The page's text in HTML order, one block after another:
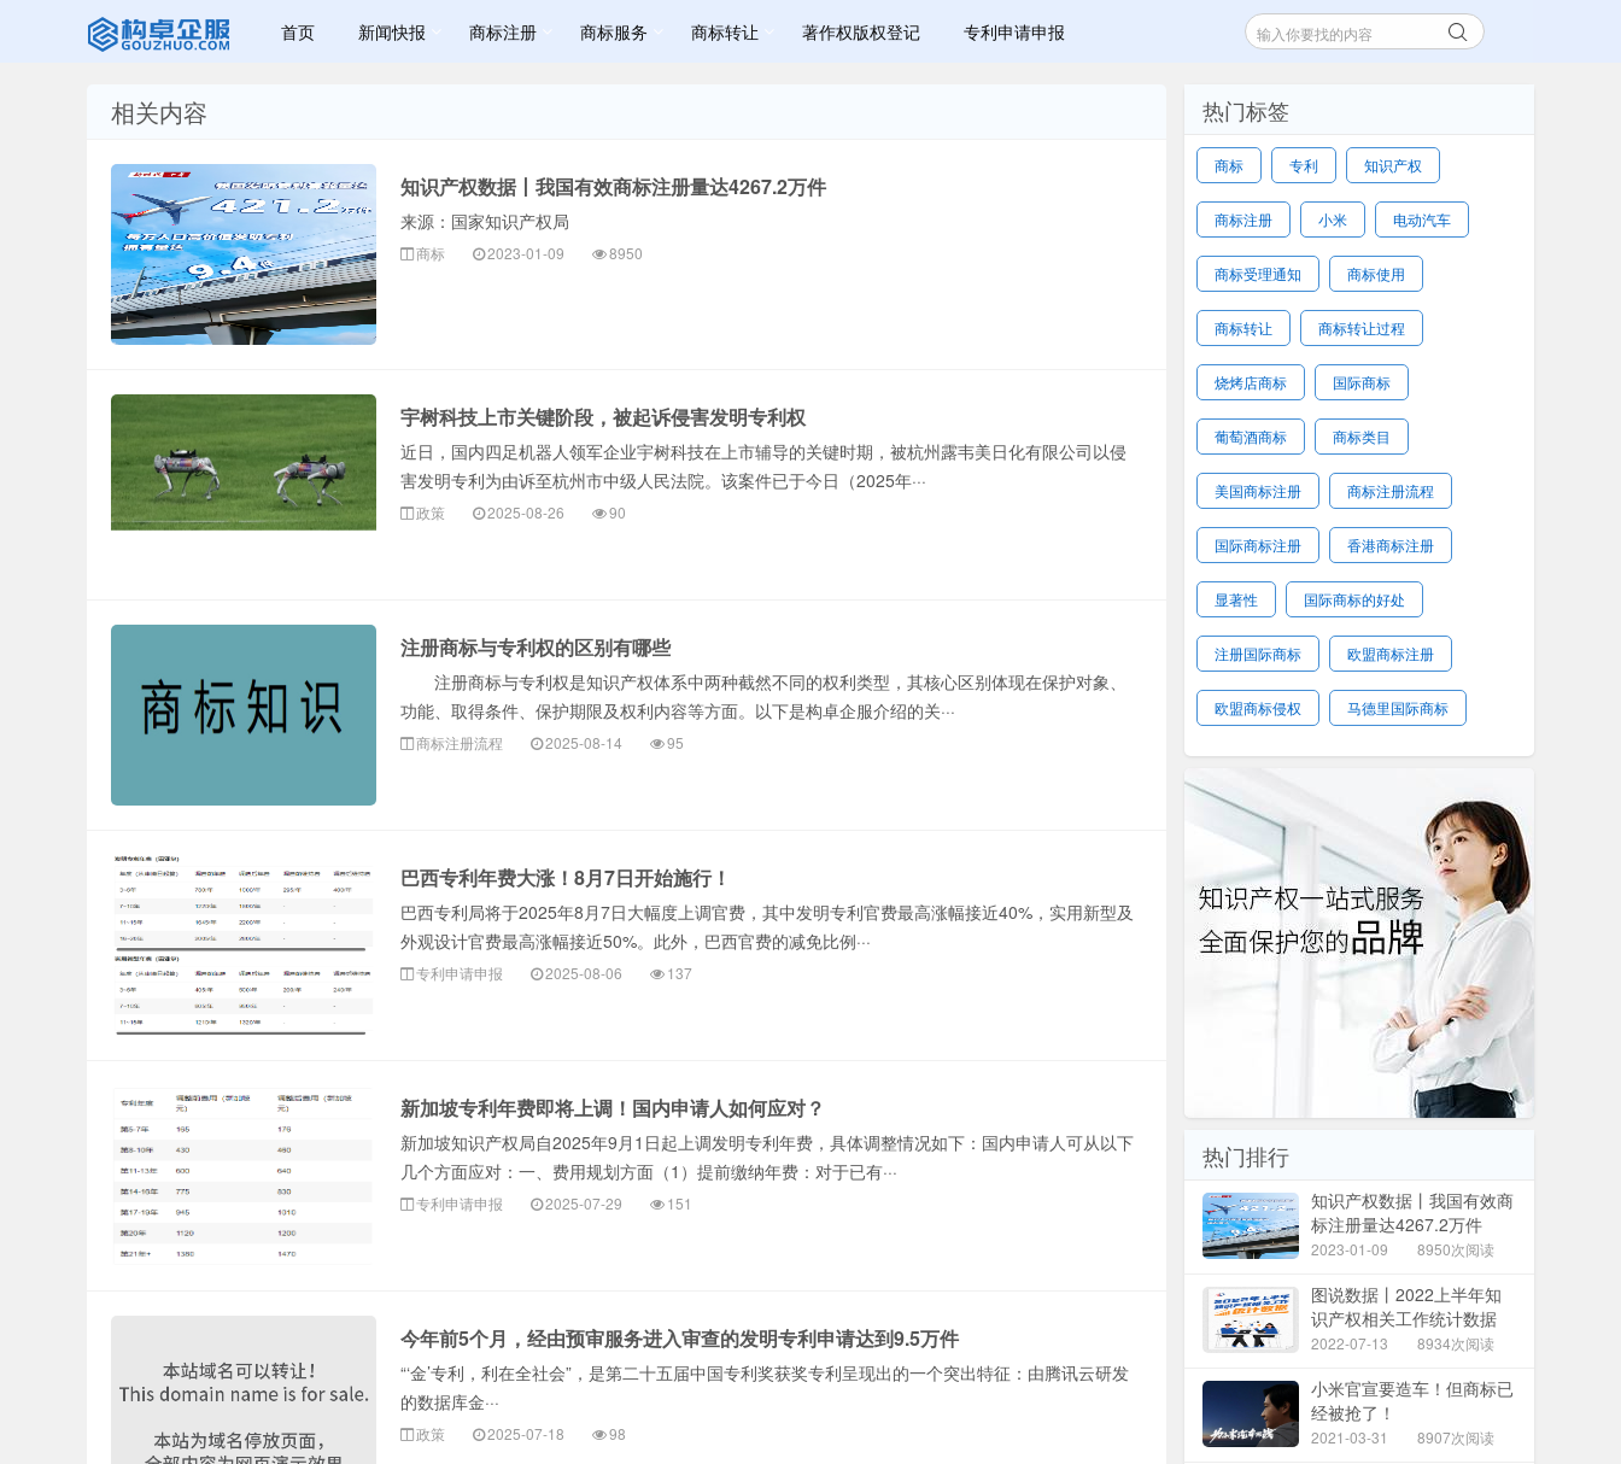
赣州宝峰商标
注册商标怎么
申请？在赣州
办理商标的费
用和流程？
首页 新闻快报 商标注册 商标服务 商标转让 著作权版权登记 专利申请申报
相关内容
知识产权数据丨我国有效商标注册量达4267.2万件
来源：国家知识产权局
商标 2023-01-09 8950
宇树科技上市关键阶段，被起诉侵害发明专利权
近日，国内四足机器人领军企业宇树科技在上市辅导的关键时期，被杭州露韦美日化有限公司以侵
害发明专利为由诉至杭州市中级人民法院。该案件已于今日（2025年···
政策 2025-08-26 90
注册商标与专利权的区别有哪些
注册商标与专利权是知识产权体系中两种截然不同的权利类型，其核心区别体现在保护对象、
功能、取得条件、保护期限及权利内容等方面。以下是构卓企服介绍的关···
商标注册流程 2025-08-14 95
巴西专利年费大涨！8月7日开始施行！
巴西专利局将于2025年8月7日大幅度上调官费，其中发明专利官费最高涨幅接近40%，实用新型及
外观设计官费最高涨幅接近50%。此外，巴西官费的减免比例···
专利申请申报 2025-08-06 137
新加坡专利年费即将上调！国内申请人如何应对？
新加坡知识产权局自2025年9月1日起上调发明专利年费，具体调整情况如下：国内申请人可从以下
几个方面应对：一、费用规划方面（1）提前缴纳年费：对于已有···
专利申请申报 2025-07-29 151
今年前5个月，经由预审服务进入审查的发明专利申请达到9.5万件
“‘金’专利，利在全社会”，是第二十五届中国专利奖获奖专利呈现出的一个突出特征：由腾讯云研发
的数据库金···
政策 2025-07-18 98
热门标签
商标 专利 知识产权
商标注册 小米 电动汽车
商标受理通知 商标使用
商标转让 商标转让过程
烧烤店商标 国际商标
葡萄酒商标 商标类目
美国商标注册 商标注册流程
国际商标注册 香港商标注册
显著性 国际商标的好处
注册国际商标 欧盟商标注册
欧盟商标侵权 马德里国际商标
热门排行
知识产权数据丨我国有效商
标注册量达4267.2万件
2023-01-09 8950次阅读
图说数据丨2022上半年知
识产权相关工作统计数据
2022-07-13 8934次阅读
小米官宣要造车！但商标已
经被抢了！
2021-03-31 8907次阅读